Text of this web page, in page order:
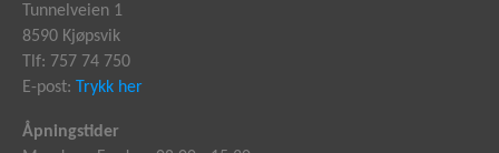
Tunnelveien 1
8590 Kjøpsvik
Tlf: 757 74 750
E-post: Trykk her
Åpningstider